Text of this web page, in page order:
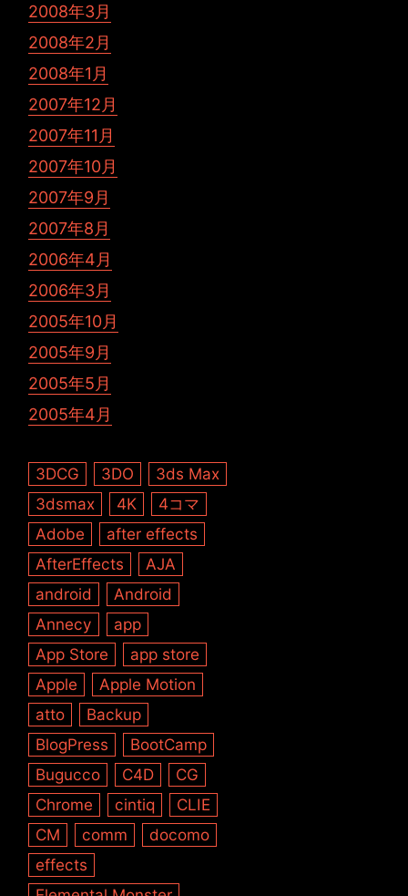
2008年3月
2008年2月
2008年1月
2007年12月
2007年11月
2007年10月
2007年9月
2007年8月
2006年4月
2006年3月
2005年10月
2005年9月
2005年5月
2005年4月
3DCG 3DO
3ds Max
3dsmax
4K
4コマ
Adobe
after effects
AfterEffects
AJA
android
Android
Annecy
app
App Store
app store
Apple
Apple Motion
atto
Backup
BlogPress
BootCamp
Bugucco
C4D
CG
Chrome
cintiq
CLIE
CM
comm
docomo
effects